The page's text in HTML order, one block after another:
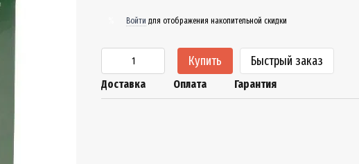
Войти для отображения накопительной скидки
Купить Быстрый заказ
Доставка Оплата Гарантия